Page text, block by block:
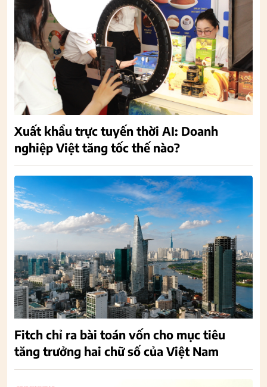
Xuất khẩu trực tuyến thời AI: Doanh
nghiệp Việt tăng tốc thế nào?
Fitch chỉ ra bài toán vốn cho mục tiêu
tăng trưởng hai chữ số của Việt Nam